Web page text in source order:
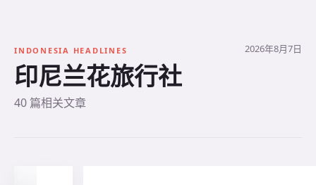
INDONESIA HEADLINES
印尼兰花旅行社
40 篇相关文章
2026年8月7日